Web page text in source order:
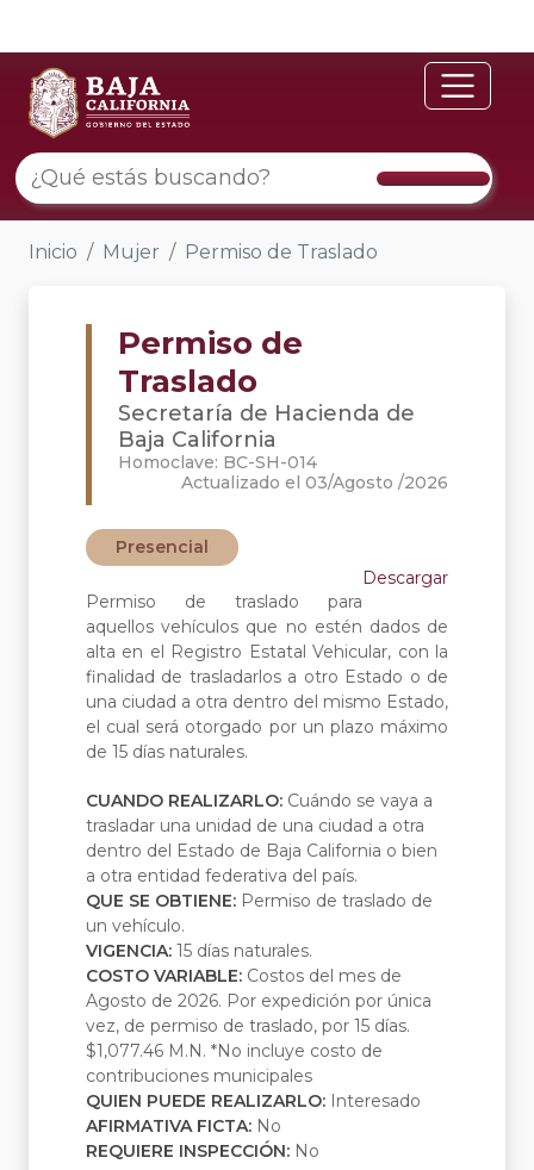
Inicio Mujer Permiso de Traslado
Permiso de
Traslado
Secretaría de Hacienda de
Baja California
Homoclave: BC-SH-014
Actualizado el 03/Agosto /2026
Presencial
Descargar
Permiso de traslado para
aquellos vehículos que no estén dados de
alta en el Registro Estatal Vehicular, con la
finalidad de trasladarlos a otro Estado o de
una ciudad a otra dentro del mismo Estado,
el cual será otorgado por un plazo máximo
de 15 días naturales.
CUANDO REALIZARLO: Cuándo se vaya a
trasladar una unidad de una ciudad a otra
dentro del Estado de Baja California o bien
a otra entidad federativa del país.
QUE SE OBTIENE: Permiso de traslado de
un vehículo.
VIGENCIA: 15 días naturales.
COSTO VARIABLE: Costos del mes de
Agosto de 2026. Por expedición por única
vez, de permiso de traslado, por 15 días.
$1,077.46 M.N. *No incluye costo de
contribuciones municipales
QUIEN PUEDE REALIZARLO: Interesado
AFIRMATIVA FICTA: No
REQUIERE INSPECCIÓN: No